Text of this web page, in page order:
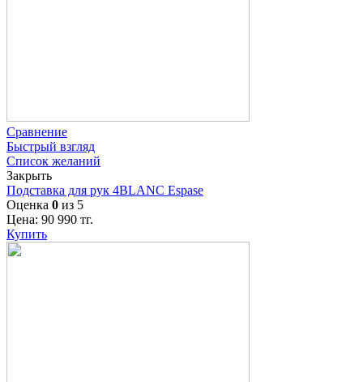
Сравнение
Быстрый взгляд
Список желаний
Закрыть
Подставка для рук 4BLANC Espase
Оценка 0 из 5
Цена: 90 990 тг.
Купить